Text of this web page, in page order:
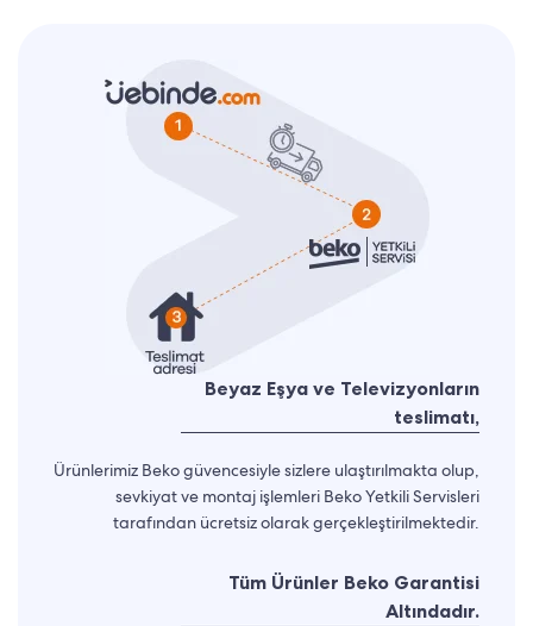
Beyaz Eşya ve Televizyonların
teslimatı,
Ürünlerimiz Beko güvencesiyle sizlere ulaştırılmakta olup,
sevkiyat ve montaj işlemleri Beko Yetkili Servisleri
tarafından ücretsiz olarak gerçekleştirilmektedir.
Tüm Ürünler Beko Garantisi
Altındadır.